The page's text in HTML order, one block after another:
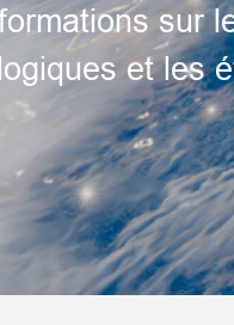
sur
et les